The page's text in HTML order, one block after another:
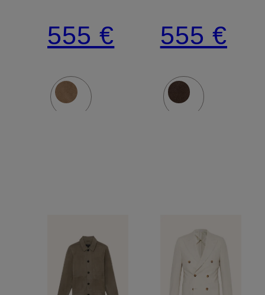
555 € 555 €